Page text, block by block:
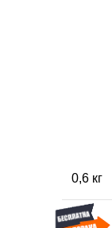
0,6 кг